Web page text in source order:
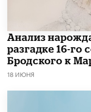
Анализ
разгадке 16-го
Бродского к
18 ИЮНЯ